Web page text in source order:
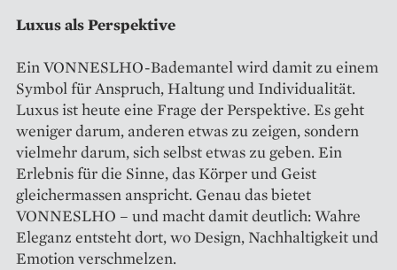
Luxus als Perspektive
Ein VONNESLHO-Bademantel wird damit zu einem
Symbol für Anspruch, Haltung und Individualität.
Luxus ist heute eine Frage der Perspektive. Es geht
weniger darum, anderen etwas zu zeigen, sondern
vielmehr darum, sich selbst etwas zu geben. Ein
Erlebnis für die Sinne, das Körper und Geist
gleichermassen anspricht. Genau das bietet
VONNESLHO – und macht damit deutlich: Wahre
Eleganz entsteht dort, wo Design, Nachhaltigkeit und
Emotion verschmelzen.